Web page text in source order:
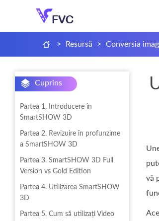
> Resursă > Conversia
Cuprins
Partea 1. Introducere în
SmartSHOW 3D
Partea 2. Revizuire în profunzime
a SmartSHOW 3D
Partea 3. SmartSHOW 3D Full
Version vs Gold Edition
Partea 4. Utilizarea SmartSHOW
3D
Partea 5. Cum să utilizați Video
vă